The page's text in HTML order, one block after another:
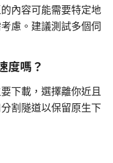
內容可能需要特定地
慮。建議測試多個伺
度嗎？
下載，選擇離你近且
割隧道以保留原生下